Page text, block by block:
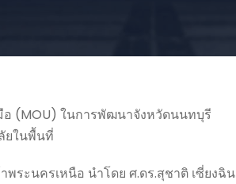
(MOU) ในการพัฒนาจังหวัดนนทบุรี
ยในพื้นที่
ระนครเหนือ นำโดย ศ.ดร.สุชาติ เซี่ยง